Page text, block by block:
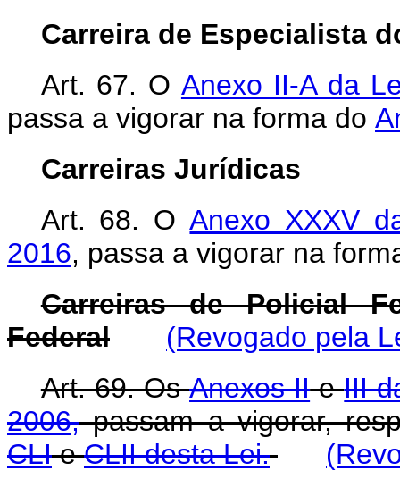
Carreira de Especialista
Art. 67. O Anexo II-A da
passa a vigorar na forma do
Carreiras Jurídicas
Art. 68. OAnexo XXXV
2016, passa a vigorar na
Carreiras de Policial
Federal
(Revogado pela
Art. 69. OsAnexos IIeIII
2006,passam a vigorar,
CLIeCLII desta Lei.